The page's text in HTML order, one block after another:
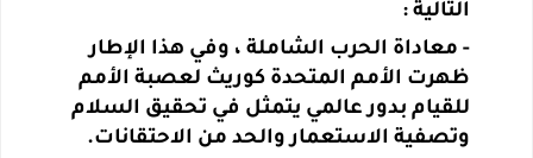
التالية :
- معاداة الحرب الشاملة ، وفي هذا الإطار
ظهرت الأمم المتحدة كوريث لعصبة الأمم
للقيام بدور عالمي يتمثل في تحقيق السلام
وتصفية الاستعمار والحد من الاحتقانات.